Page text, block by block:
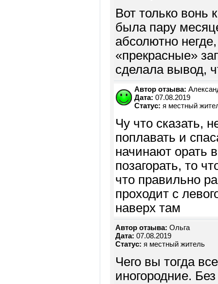
Вот только вонь
была пару
абсолютно
«прекрасные»
сделала вывод,
Автор отзыва:
Дата: 07.08.2019
Статус: я местный
Чу что сказать,
поплавать и
начинают орать
позагорать, то
что правильно
проходит с
наверх там
Автор отзыва: Ольга
Дата: 07.08.2019
Статус: я местный житель
Чего вы тогда
иногородние.